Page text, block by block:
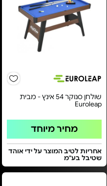
שולחן סנוקר 54 אינץ - מבית
Euroleap
מחיר מיוחד
אחריות לטיב המוצר על ידי אוהד
שטיבל בע"מ